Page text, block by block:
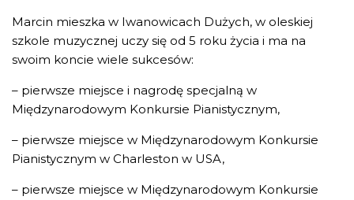
Marcin mieszka w Iwanowicach Dużych, w oleskiej
szkole muzycznej uczy się od 5 roku życia i ma na
swoim koncie wiele sukcesów:
– pierwsze miejsce i nagrodę specjalną w
Międzynarodowym Konkursie Pianistycznym,
– pierwsze miejsce w Międzynarodowym Konkursie
Pianistycznym w Charleston w USA,
– pierwsze miejsce w Międzynarodowym Konkursie